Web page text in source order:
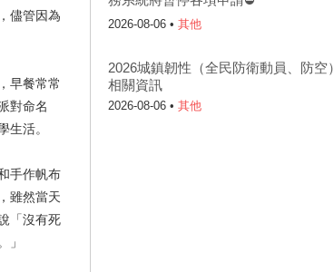
儘管因為
早餐常常
對命名
生活。
手作帆布
雖然當天
「沒有死
」
2026-08-06 • 其他
2026城鎮韌性（全民防衛動員、防空
相關資訊
2026-08-06 • 其他